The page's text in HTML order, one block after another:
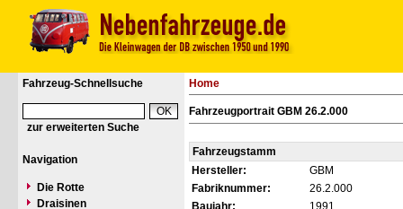
Fahrzeug-Schnellsuche
zur erweiterten Suche
Navigation
Die Rotte
Draisinen
Home
Fahrzeugportrait GBM 26.2.000
Fahrzeugstamm
Hersteller:
GBM
Fabriknummer:
26.2.000
Baujahr:
1991